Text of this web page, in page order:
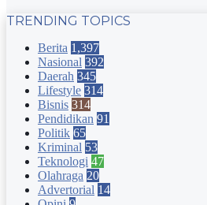
TRENDING TOPICS
Berita 1,397
Nasional 392
Daerah 345
Lifestyle 314
Bisnis 314
Pendidikan 91
Politik 65
Kriminal 53
Teknologi 47
Olahraga 20
Advertorial 14